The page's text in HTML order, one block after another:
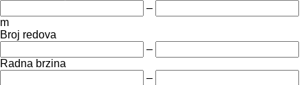
–
m
Broj redova
–
Radna brzina
–